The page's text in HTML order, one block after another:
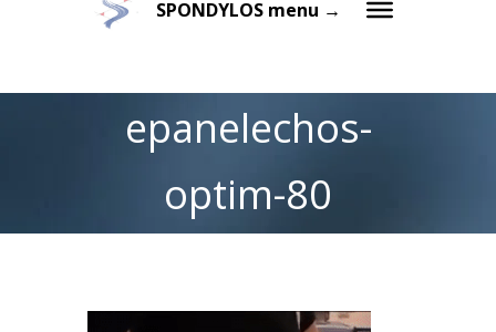
SPONDYLOS menu →
epanelechos-
optim-80